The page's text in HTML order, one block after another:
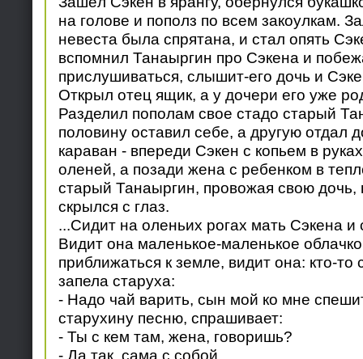
на голове и пополз по всем закоулкам.
невеста была спрятана, и стал опять
вспомнил Танаыргин про Сэкена и
прислушиваться, слышит-его дочь и
Открыл отец ящик, а у дочери его уже
Разделил пополам свое стадо старый
половину оставил себе, а другую отдал
караван - впереди Сэкен с копьем в
оленей, а позади жена с ребенком в
старый Танаыргин, провожая свою дочь,
скрылся с глаз.
...Сидит на оленьих рогах мать Сэкена и
Видит она маленькое-маленькое
приближаться к земле, видит она: кто-то
запела старуха:
- Надо чай варить, сын мой ко мне
старухину песню, спрашивает:
- Ты с кем там, жена, говоришь?
- Да так, сама с собой.